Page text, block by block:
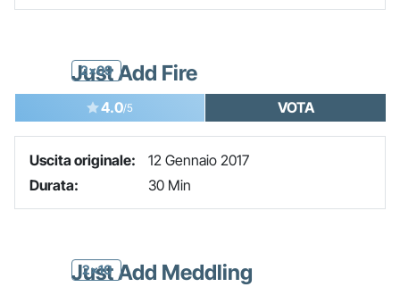
2x09
Just Add Fire
4.0/5 VOTA
Uscita originale:
12 Gennaio 2017
Durata:
30 Min
2x10
Just Add Meddling